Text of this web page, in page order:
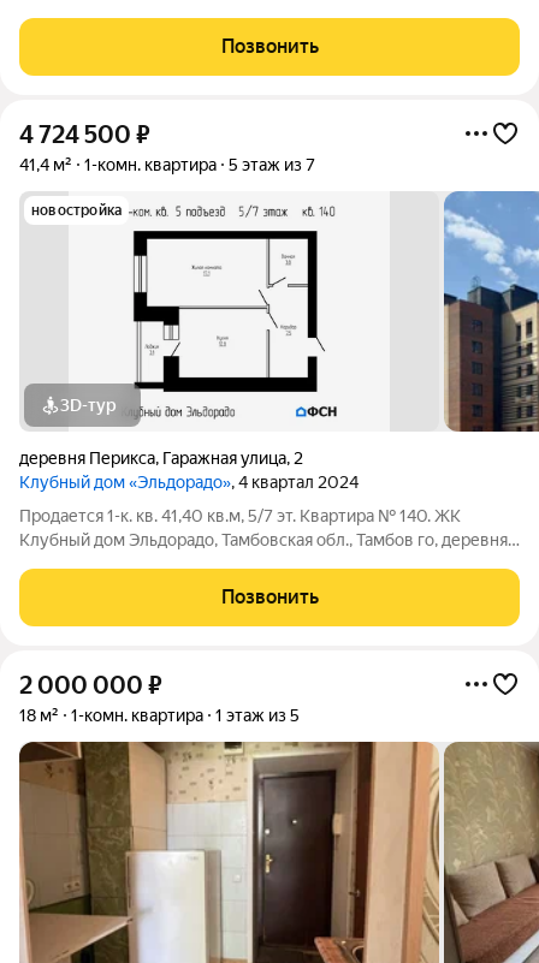
регулярно частый общественный транспорт во все части
города. Всё необходимое есть в
Позвонить
4 724 500 ₽
41,4 м² 1-комн. квартира 5 этаж из 7
новостройка
3D-тур
деревня Перикса, Гаражная улица, 2
Клубный дом «Эльдорадо», 4 квартал 2024
Продается 1-к. кв. 41,40 кв.м, 5/7 эт. Квартира № 140. ЖК
Клубный дом Эльдорадо, Тамбовская обл., Тамбов го, деревня
ипотека. Чистовая отделка: 859000 . Семейная ипотека (без
отделки): СБЕР
Позвонить
2 000 000 ₽
18 м² 1-комн. квартира 1 этаж из 5